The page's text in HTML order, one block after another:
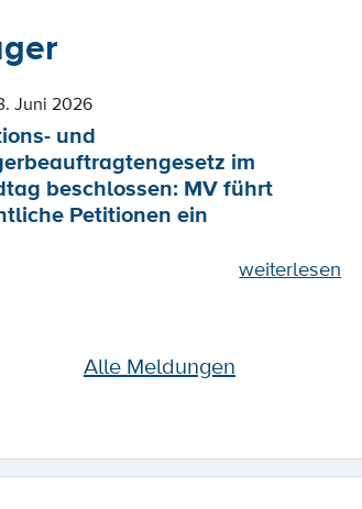
Juni 2026
und
im
beschlossen: MV führt
Petitionen ein
weiterlesen
Alle Meldungen